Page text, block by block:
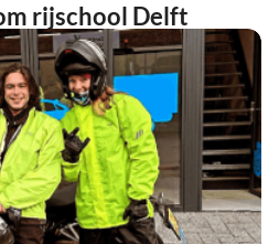
rijschool Delft